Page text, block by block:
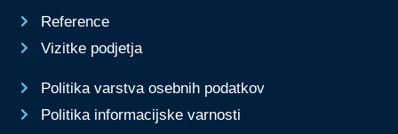
Reference
Vizitke podjetja
Politika varstva osebnih podatkov
Politika informacijske varnosti